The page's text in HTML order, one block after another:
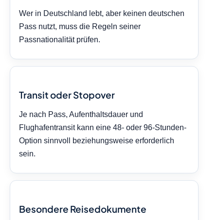
Wer in Deutschland lebt, aber keinen deutschen
Pass nutzt, muss die Regeln seiner
Passnationalität prüfen.
Transit oder Stopover
Je nach Pass, Aufenthaltsdauer und
Flughafentransit kann eine 48- oder 96-Stunden-
Option sinnvoll beziehungsweise erforderlich
sein.
Besondere Reisedokumente